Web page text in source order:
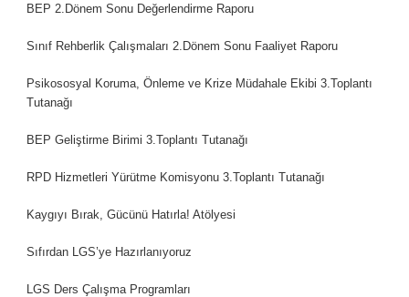
BEP 2.Dönem Sonu Değerlendirme Raporu
Sınıf Rehberlik Çalışmaları 2.Dönem Sonu Faaliyet Raporu
Psikososyal Koruma, Önleme ve Krize Müdahale Ekibi 3.Toplantı
Tutanağı
BEP Geliştirme Birimi 3.Toplantı Tutanağı
RPD Hizmetleri Yürütme Komisyonu 3.Toplantı Tutanağı
Kaygıyı Bırak, Gücünü Hatırla! Atölyesi
Sıfırdan LGS’ye Hazırlanıyoruz
LGS Ders Çalışma Programları